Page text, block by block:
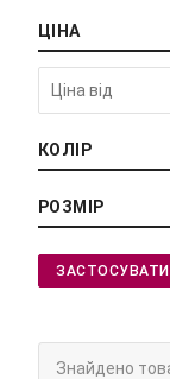
ЦІНА
КОЛІР
РОЗМІР
ЗАСТОСУВАТИ
Знайдено